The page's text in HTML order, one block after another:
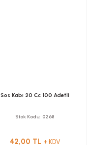
Sos Kabı 20 Cc 100 Adetli
Stok Kodu 0268
42,00 TL + KDV